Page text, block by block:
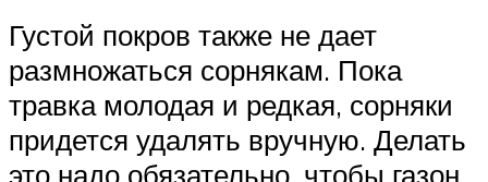
Густой покров также не дает
размножаться сорнякам. Пока
травка молодая и редкая, сорняки
придется удалять вручную. Делать
это надо обязательно, чтобы газон